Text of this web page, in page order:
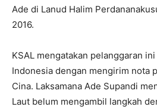
Ade di Lanud Halim
2016.
KSAL mengatakan pelanggaran
Indonesia dengan mengirim nota
Cina. Laksamana Ade Supandi
Laut belum mengambil langkah